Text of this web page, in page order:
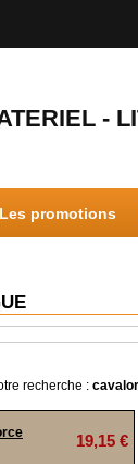
-
Les promotions
recherche :
19,15 €